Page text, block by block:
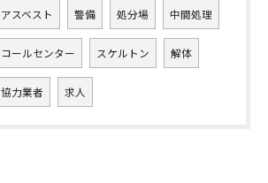
アスベスト 警備 処分場 中間処理
コールセンター スケルトン 解体
協力業者 求人